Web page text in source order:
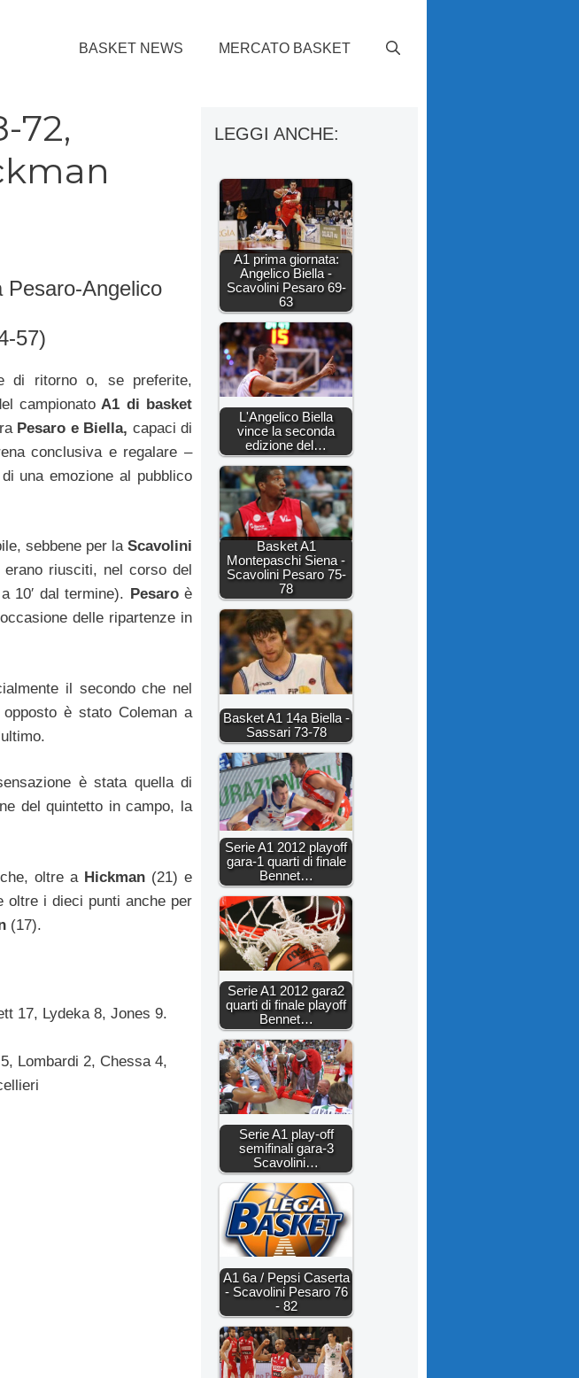
BASKET NEWS MERCATO BASKET
72,
Pesaro-Angelico
57)
di ritorno o, se preferite,
campionato A1 di basket
Pesaro e Biella, capaci di
conclusiva e regalare –
una emozione al pubblico
sebbene per la Scavolini
riusciti, nel corso del
10′ dal termine). Pesaroè
delle ripartenze in
il secondo che nel
è stato Coleman a
è stata quella di
del quintetto in campo, la
oltre a Hickman (21) e
oltre i dieci punti anche per
(17).
17, Lydeka 8, Jones 9.
Lombardi 2, Chessa 4,
LEGGI ANCHE:
A1 prima giornata:
Angelico Biella -
Scavolini Pesaro 69-
63
L'Angelico Biella
vince la seconda
edizione del…
Basket A1
Montepaschi Siena -
Scavolini Pesaro 75-
78
Basket A1 14a Biella -
Sassari 73-78
Serie A1 2012 playoff
gara-1 quarti di finale
Bennet…
Serie A1 2012 gara2
quarti di finale playoff
Bennet…
Serie A1 play-off
semifinali gara-3
Scavolini…
A1 6a / Pepsi Caserta
- Scavolini Pesaro 76
- 82